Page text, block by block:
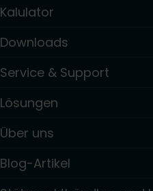
Kalulator
Downloads
Service & Support
Lösungen
Über uns
Blog-Artikel